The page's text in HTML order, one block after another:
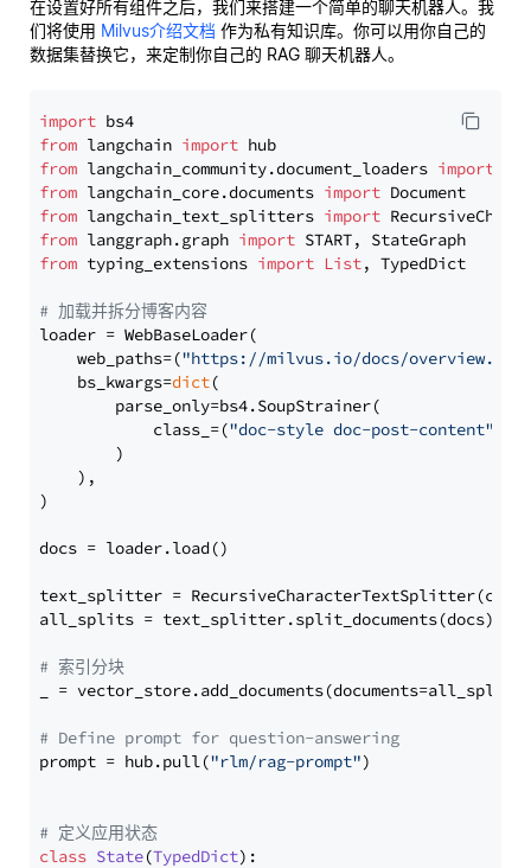
在设置好所有组件之后，我们来搭建一个简单的聊天机器人。我
们将使用 Milvus介绍文档 作为私有知识库。你可以用你自己的
数据集替换它，来定制你自己的 RAG 聊天机器人。
import
from langchain import
from langchain_community.document_loaders import
from langchain_core.documents import
from langchain_text_splitters import
from langgraph.graph import
from typing_extensions import List, TypedDict
# 加载并拆分博客内容
loader = WebBaseLoader(
    web_paths=(
"https://milvus.io/docs/overview.md"
    bs_kwargs=
dict(
        parse_only=bs4.SoupStrainer(
            class_=(
"doc-style doc-post-content"
        )
    ),
)
docs = loader.load()
text_splitter =
all_splits = text_splitter.split_documents(docs)
# 索引分块
_ = vector_store.add_documents(documents=all_splits)
# Define prompt for question-answering
prompt = hub.pull("rlm/rag-prompt")
# 定义应用状态
class State(TypedDict):